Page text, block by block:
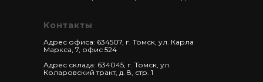
Адрес офиса: 634507, г. Томск, ул. Карла
Маркса, 7, офис 524
Адрес склада: 634045, г. Томск, ул.
Коларовский тракт, д. 8, стр. 1
Контакты